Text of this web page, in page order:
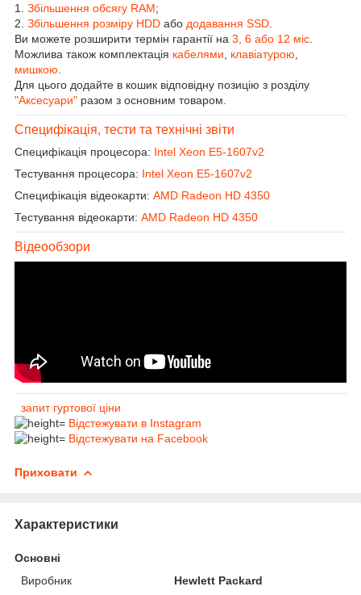
1. Збільшення обсягу RAM;
2. Збільшення розміру HDD або додавання SSD
Ви можете розширити термін гарантії на 3, 6 або 12 міс
Можлива також комплектація кабелями клавіатурою
мишкою
Для цього додайте в кошик відповідну позицію з розділу
"Аксесуари" разом з основним товаром.
Специфікація, тести та технічні звіти
Специфікація процесора: Intel Xeon E5-1607v2
Тестування процесора: Intel Xeon E5-1607v2
Специфікація відеокарти: AMD Radeon HD 4350
Тестування відеокарти: AMD Radeon HD 4350
Відеообзори
запит гуртової ціни
Відстежувати в Instagram
Відстежувати на Facebook
Приховати
Характеристики
Основні
Виробник
Hewlett Packard